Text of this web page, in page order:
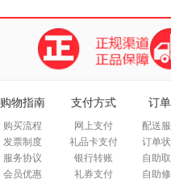
购物指南
购买流程
发票制度
服务协议
会员优惠
支付方式
网上支付
礼品卡支付
银行转账
礼券支付
订
配送
订单
自助
自助